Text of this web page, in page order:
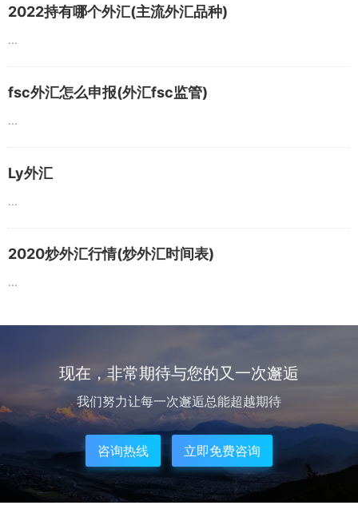
2022持有哪个外汇(主流外汇品种)
...
fsc外汇怎么申报(外汇fsc监管)
...
Ly外汇
...
2020炒外汇行情(炒外汇时间表)
...
现在，非常期待与您的又一次邂逅
我们努力让每一次邂逅总能超越期待
咨询热线 立即免费咨询